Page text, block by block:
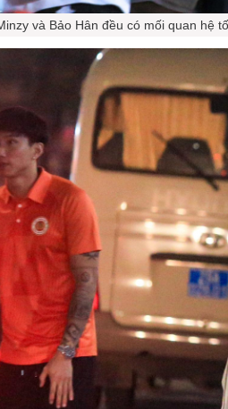
và Bảo Hân đều có mối quan hệ